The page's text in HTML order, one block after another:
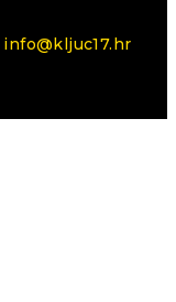
info@kljuc17.hr